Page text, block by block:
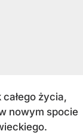
życia,
nowym spocie